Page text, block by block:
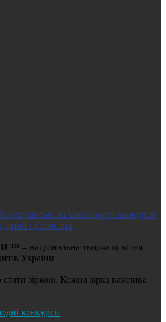
™ – національна творча освітня
України
зіркою. Кожна зірка важлива
конкурси